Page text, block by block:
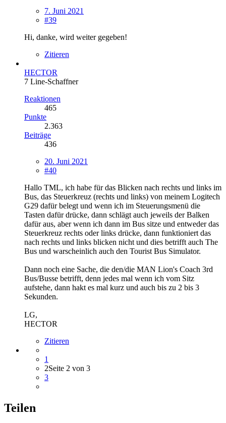
7. Juni 2021
#39
Hi, danke, wird weiter gegeben!
Zitieren
HECTOR
7 Line-Schaffner
Reaktionen
465
Punkte
2.363
Beiträge
436
20. Juni 2021
#40
Hallo TML, ich habe für das Blicken nach rechts und links im
Bus, das Steuerkreuz (rechts und links) von meinem Logitech
G29 dafür belegt und wenn ich im Steuerungsmenü die
Tasten dafür drücke, dann schlägt auch jeweils der Balken
dafür aus, aber wenn ich dann im Bus sitze und entweder das
Steuerkreuz rechts oder links drücke, dann funktioniert das
nach rechts und links blicken nicht und dies betrifft auch The
Bus und warscheinlich auch den Tourist Bus Simulator.
Dann noch eine Sache, die den/die MAN Lion's Coach 3rd
Bus/Busse betrifft, denn jedes mal wenn ich vom Sitz
aufstehe, dann hakt es mal kurz und auch bis zu 2 bis 3
Sekunden.
LG,
HECTOR
Zitieren
1
2Seite 2 von 3
3
Teilen